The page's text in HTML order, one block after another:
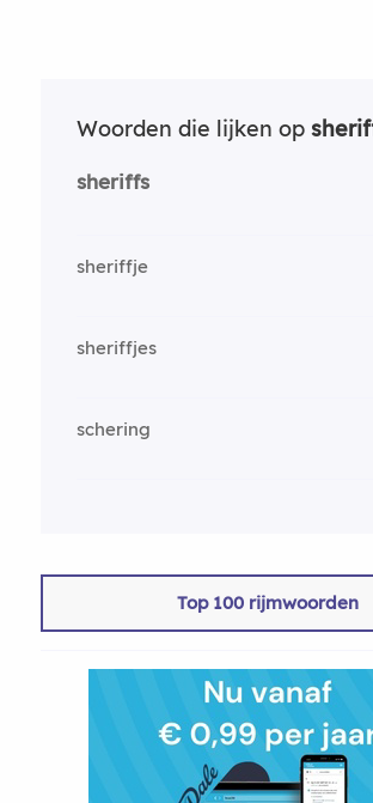
Woorden die lijken op
sheriffs
sheriffje
sheriffjes
schering
Top 100 rijmwoorden